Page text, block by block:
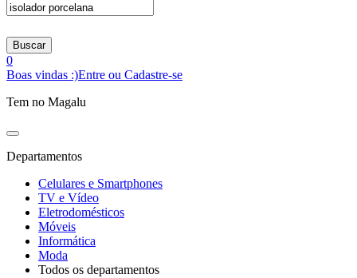
Buscar
0
Boas vindas :)Entre ou Cadastre-se
Tem no Magalu
Departamentos
Celulares e Smartphones
TV e Vídeo
Eletrodomésticos
Móveis
Informática
Moda
Todos os departamentos